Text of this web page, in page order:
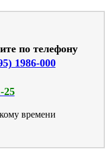
по телефону
1986-000
25
времени